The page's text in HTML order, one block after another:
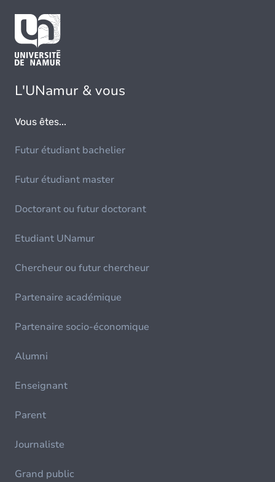
L'UNamur & vous
Vous êtes...
Futur étudiant bachelier
Futur étudiant master
Doctorant ou futur doctorant
Etudiant UNamur
Chercheur ou futur chercheur
Partenaire académique
Partenaire socio-économique
Alumni
Enseignant
Parent
Journaliste
Grand public